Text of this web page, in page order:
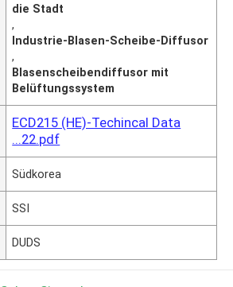
die Stadt
,
Industrie-Blasen-Scheibe-Diffusor
,
Blasenscheibendiffusor mit
Belüftungssystem
ECD215 (HE)-Techincal Data
...22.pdf
Südkorea
SSI
DUDS